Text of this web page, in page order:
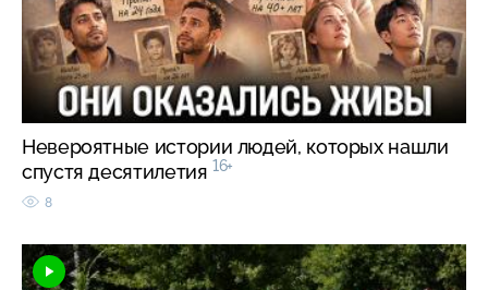
Невероятные истории людей, которых нашли
спустя десятилетия 16+
8